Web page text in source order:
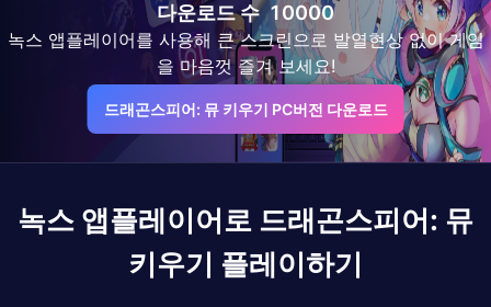
다운로드 수 10000
녹스 앱플레이어를 사용해 큰 스크린으로 발열현상 없이 게임
을 마음껏 즐겨 보세요!
드래곤스피어: 뮤 키우기 PC버전 다운로드
녹스 앱플레이어로 드래곤스피어: 뮤
키우기 플레이하기